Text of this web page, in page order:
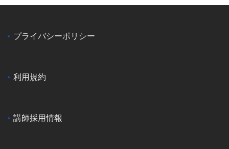
プライバシーポリシー
利用規約
講師採用情報